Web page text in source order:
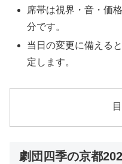
席帯は視界・音・価
分です。
当日の変更に備える
定します。
劇団四季の京都